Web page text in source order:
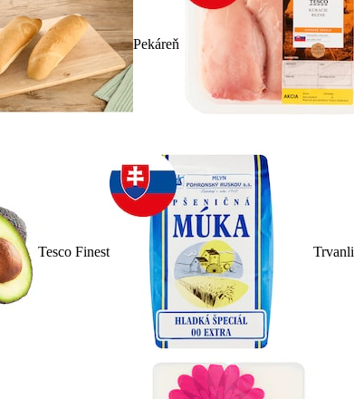
Pekáreň
Tesco Finest